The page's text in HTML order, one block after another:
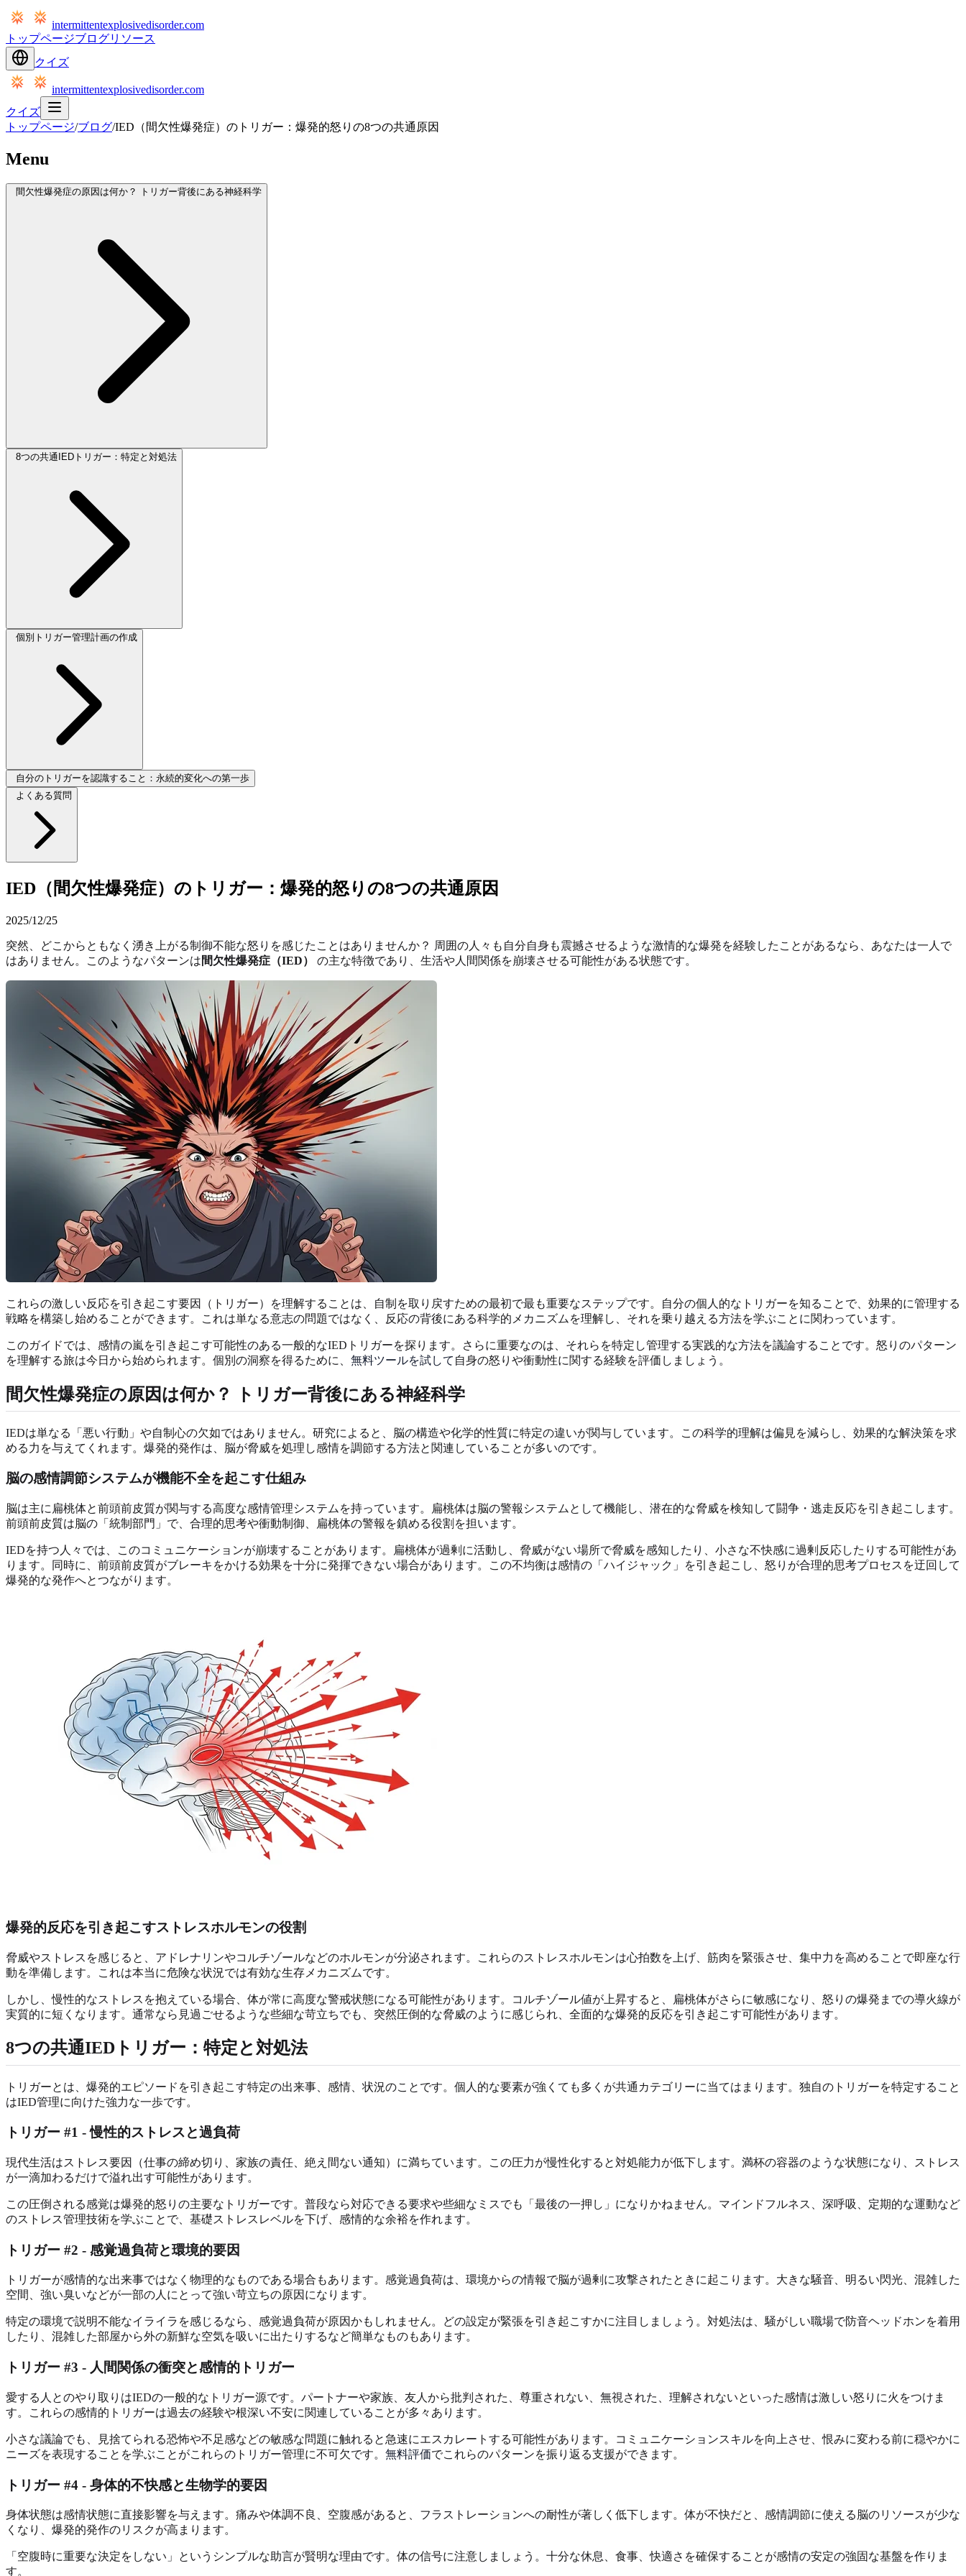
intermittentexplosivedisorder.com
トップページブログリソース
クイズ
intermittentexplosivedisorder.com
クイズ
トップページ/ブログ/IED（間欠性爆発症）のトリガー：爆発的怒りの8つの共通原因
Menu
間欠性爆発症の原因は何か？ トリガー背後にある神経科学
8つの共通IEDトリガー：特定と対処法
個別トリガー管理計画の作成
自分のトリガーを認識すること：永続的変化への第一歩
よくある質問
IED（間欠性爆発症）のトリガー：爆発的怒りの8つの共通原因
2025/12/25
突然、どこからともなく湧き上がる制御不能な怒りを感じたことはありませんか？ 周囲の人々も自分自身も震撼させるような激情的な爆発を経験したことがあるなら、あなたは一人で
はありません。このようなパターンは間欠性爆発症（IED） の主な特徴であり、生活や人間関係を崩壊させる可能性がある状態です。
これらの激しい反応を引き起こす要因（トリガー）を理解することは、自制を取り戻すための最初で最も重要なステップです。自分の個人的なトリガーを知ることで、効果的に管理する
戦略を構築し始めることができます。これは単なる意志の問題ではなく、反応の背後にある科学的メカニズムを理解し、それを乗り越える方法を学ぶことに関わっています。
このガイドでは、感情の嵐を引き起こす可能性のある一般的なIEDトリガーを探ります。さらに重要なのは、それらを特定し管理する実践的な方法を議論することです。怒りのパターン
を理解する旅は今日から始められます。個別の洞察を得るために、 無料ツールを試して 自身の怒りや衝動性に関する経験を評価しましょう。
間欠性爆発症の原因は何か？ トリガー背後にある神経科学
IEDは単なる「悪い行動」や自制心の欠如ではありません。研究によると、脳の構造や化学的性質に特定の違いが関与しています。この科学的理解は偏見を減らし、効果的な解決策を求
める力を与えてくれます。爆発的発作は、脳が脅威を処理し感情を調節する方法と関連していることが多いのです。
脳の感情調節システムが機能不全を起こす仕組み
脳は主に扁桃体と前頭前皮質が関与する高度な感情管理システムを持っています。扁桃体は脳の警報システムとして機能し、潜在的な脅威を検知して闘争・逃走反応を引き起こします。
前頭前皮質は脳の「統制部門」で、合理的思考や衝動制御、扁桃体の警報を鎮める役割を担います。
IEDを持つ人々では、このコミュニケーションが崩壊することがあります。扁桃体が過剰に活動し、脅威がない場所で脅威を感知したり、小さな不快感に過剰反応したりする可能性があ
ります。同時に、前頭前皮質がブレーキをかける効果を十分に発揮できない場合があります。この不均衡は感情の「ハイジャック」を引き起こし、怒りが合理的思考プロセスを迂回して
爆発的な発作へとつながります。
爆発的反応を引き起こすストレスホルモンの役割
脅威やストレスを感じると、アドレナリンやコルチゾールなどのホルモンが分泌されます。これらのストレスホルモンは心拍数を上げ、筋肉を緊張させ、集中力を高めることで即座な行
動を準備します。これは本当に危険な状況では有効な生存メカニズムです。
しかし、慢性的なストレスを抱えている場合、体が常に高度な警戒状態になる可能性があります。コルチゾール値が上昇すると、扁桃体がさらに敏感になり、怒りの爆発までの導火線が
実質的に短くなります。通常なら見過ごせるような些細な苛立ちでも、突然圧倒的な脅威のように感じられ、全面的な爆発的反応を引き起こす可能性があります。
8つの共通IEDトリガー：特定と対処法
トリガーとは、爆発的エピソードを引き起こす特定の出来事、感情、状況のことです。個人的な要素が強くても多くが共通カテゴリーに当てはまります。独自のトリガーを特定すること
はIED管理に向けた強力な一歩です。
トリガー #1 - 慢性的ストレスと過負荷
現代生活はストレス要因（仕事の締め切り、家族の責任、絶え間ない通知）に満ちています。この圧力が慢性化すると対処能力が低下します。満杯の容器のような状態になり、ストレス
が一滴加わるだけで溢れ出す可能性があります。
この圧倒される感覚は爆発的怒りの主要なトリガーです。普段なら対応できる要求や些細なミスでも「最後の一押し」になりかねません。マインドフルネス、深呼吸、定期的な運動など
のストレス管理技術を学ぶことで、基礎ストレスレベルを下げ、感情的な余裕を作れます。
トリガー #2 - 感覚過負荷と環境的要因
トリガーが感情的な出来事ではなく物理的なものである場合もあります。感覚過負荷は、環境からの情報で脳が過剰に攻撃されたときに起こります。大きな騒音、明るい閃光、混雑した
空間、強い臭いなどが一部の人にとって強い苛立ちの原因になります。
特定の環境で説明不能なイライラを感じるなら、感覚過負荷が原因かもしれません。どの設定が緊張を引き起こすかに注目しましょう。対処法は、騒がしい職場で防音ヘッドホンを着用
したり、混雑した部屋から外の新鮮な空気を吸いに出たりするなど簡単なものもあります。
トリガー #3 - 人間関係の衝突と感情的トリガー
愛する人とのやり取りはIEDの一般的なトリガー源です。パートナーや家族、友人から批判された、尊重されない、無視された、理解されないといった感情は激しい怒りに火をつけま
す。これらの感情的トリガーは過去の経験や根深い不安に関連していることが多々あります。
小さな議論でも、見捨てられる恐怖や不足感などの敏感な問題に触れると急速にエスカレートする可能性があります。コミュニケーションスキルを向上させ、恨みに変わる前に穏やかに
ニーズを表現することを学ぶことがこれらのトリガー管理に不可欠です。 無料評価でこれらのパターンを振り返る支援ができます。
トリガー #4 - 身体的不快感と生物学的要因
身体状態は感情状態に直接影響を与えます。痛みや体調不良、空腹感があると、フラストレーションへの耐性が著しく低下します。体が不快だと、感情調節に使える脳のリソースが少な
くなり、爆発的発作のリスクが高まります。
「空腹時に重要な決定をしない」というシンプルな助言が賢明な理由です。体の信号に注意しましょう。十分な休息、食事、快適さを確保することが感情の安定の強固な基盤を作りま
す。